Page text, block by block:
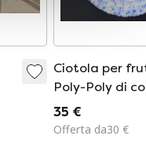
Ciotola per
Poly-Poly di
blu
35 €
Offerta da30 €